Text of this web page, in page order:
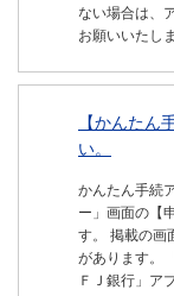
ない場合は、
お願いいたし
【かんたん
い。
かんたん手続
ー」画面の【
す。 掲載の画
があります。
ＦＪ銀行」ア